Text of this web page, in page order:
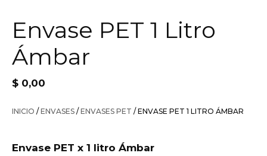
Envase PET 1 Litro
Ámbar
$ 0,00
INICIO /ENVASES /ENVASES PET / ENVASE PET 1 LITRO ÁMBAR
Envase PET x 1 litro Ámbar